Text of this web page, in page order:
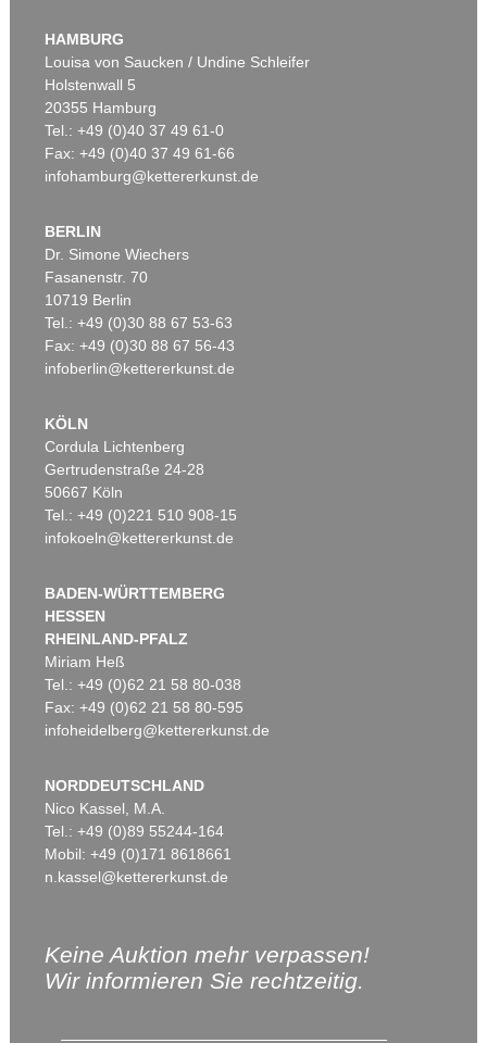
HAMBURG
Louisa von Saucken / Undine Schleifer
Holstenwall 5
20355 Hamburg
Tel.: +49 (0)40 37 49 61-0
Fax: +49 (0)40 37 49 61-66
infohamburg@kettererkunst.de
BERLIN
Dr. Simone Wiechers
Fasanenstr. 70
10719 Berlin
Tel.: +49 (0)30 88 67 53-63
Fax: +49 (0)30 88 67 56-43
infoberlin@kettererkunst.de
KÖLN
Cordula Lichtenberg
Gertrudenstraße 24-28
50667 Köln
Tel.: +49 (0)221 510 908-15
infokoeln@kettererkunst.de
BADEN-WÜRTTEMBERG
HESSEN
RHEINLAND-PFALZ
Miriam Heß
Tel.: +49 (0)62 21 58 80-038
Fax: +49 (0)62 21 58 80-595
infoheidelberg@kettererkunst.de
NORDDEUTSCHLAND
Nico Kassel, M.A.
Tel.: +49 (0)89 55244-164
Mobil: +49 (0)171 8618661
n.kassel@kettererkunst.de
Keine Auktion mehr verpassen!
Wir informieren Sie rechtzeitig.